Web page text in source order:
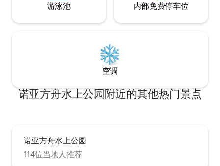
游泳池 内部免费停车位
空调
诺亚方舟水上公园附近的其他热门景点
诺亚方舟水上公园
114位当地人推荐